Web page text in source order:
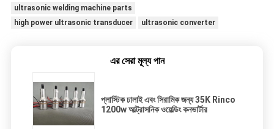
ultrasonic welding machine parts
high power ultrasonic transducer
ultrasonic converter
এর সেরা মূল্য পান
প্লাস্টিক ঢালাই এবং সিরামিক জন্য 35K Rinco
1200w আল্ট্রাসনিক ওয়েল্ডিং কনভার্টার